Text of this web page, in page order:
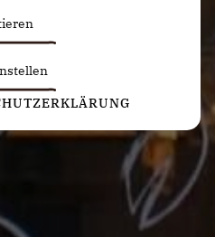
Diese
wie wir unsere Website